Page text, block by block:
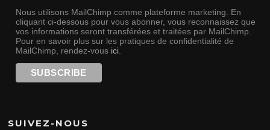
Nous utilisons MailChimp comme plateforme marketing. En
cliquant ci-dessous pour vous abonner, vous reconnaissez que
vos informations seront transférées et traitées par MailChimp.
Pour en savoir plus sur les pratiques de confidentialité de
MailChimp, rendez-vous ici.
SUIVEZ-NOUS